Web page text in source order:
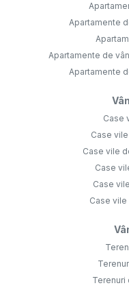
Apartamente
Apartamente de
Apartamente
Case
Case
Case vile
Case
Case
Case
Terenuri